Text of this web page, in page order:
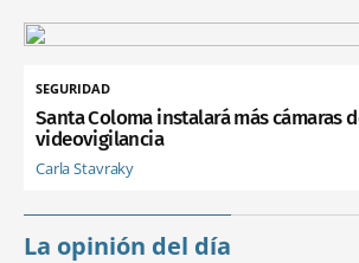
SEGURIDAD
Santa Coloma instalará más cámaras
videovigilancia
Carla Stavraky
La opinión del día